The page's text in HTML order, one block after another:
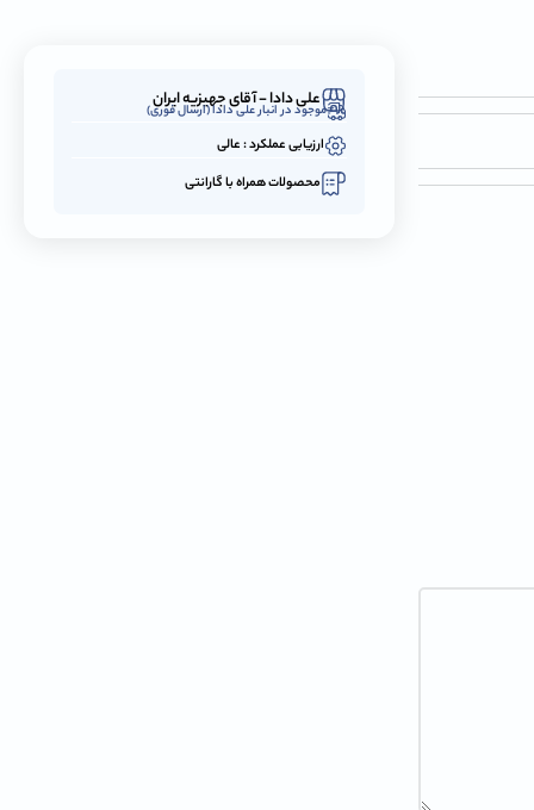
علی دادا - آقای جهیزیه ایران
موجود در انبار علی دادا (ارسال فوری)
ارزیابی عملکرد : عالی
محصولات همراه با گارانتی